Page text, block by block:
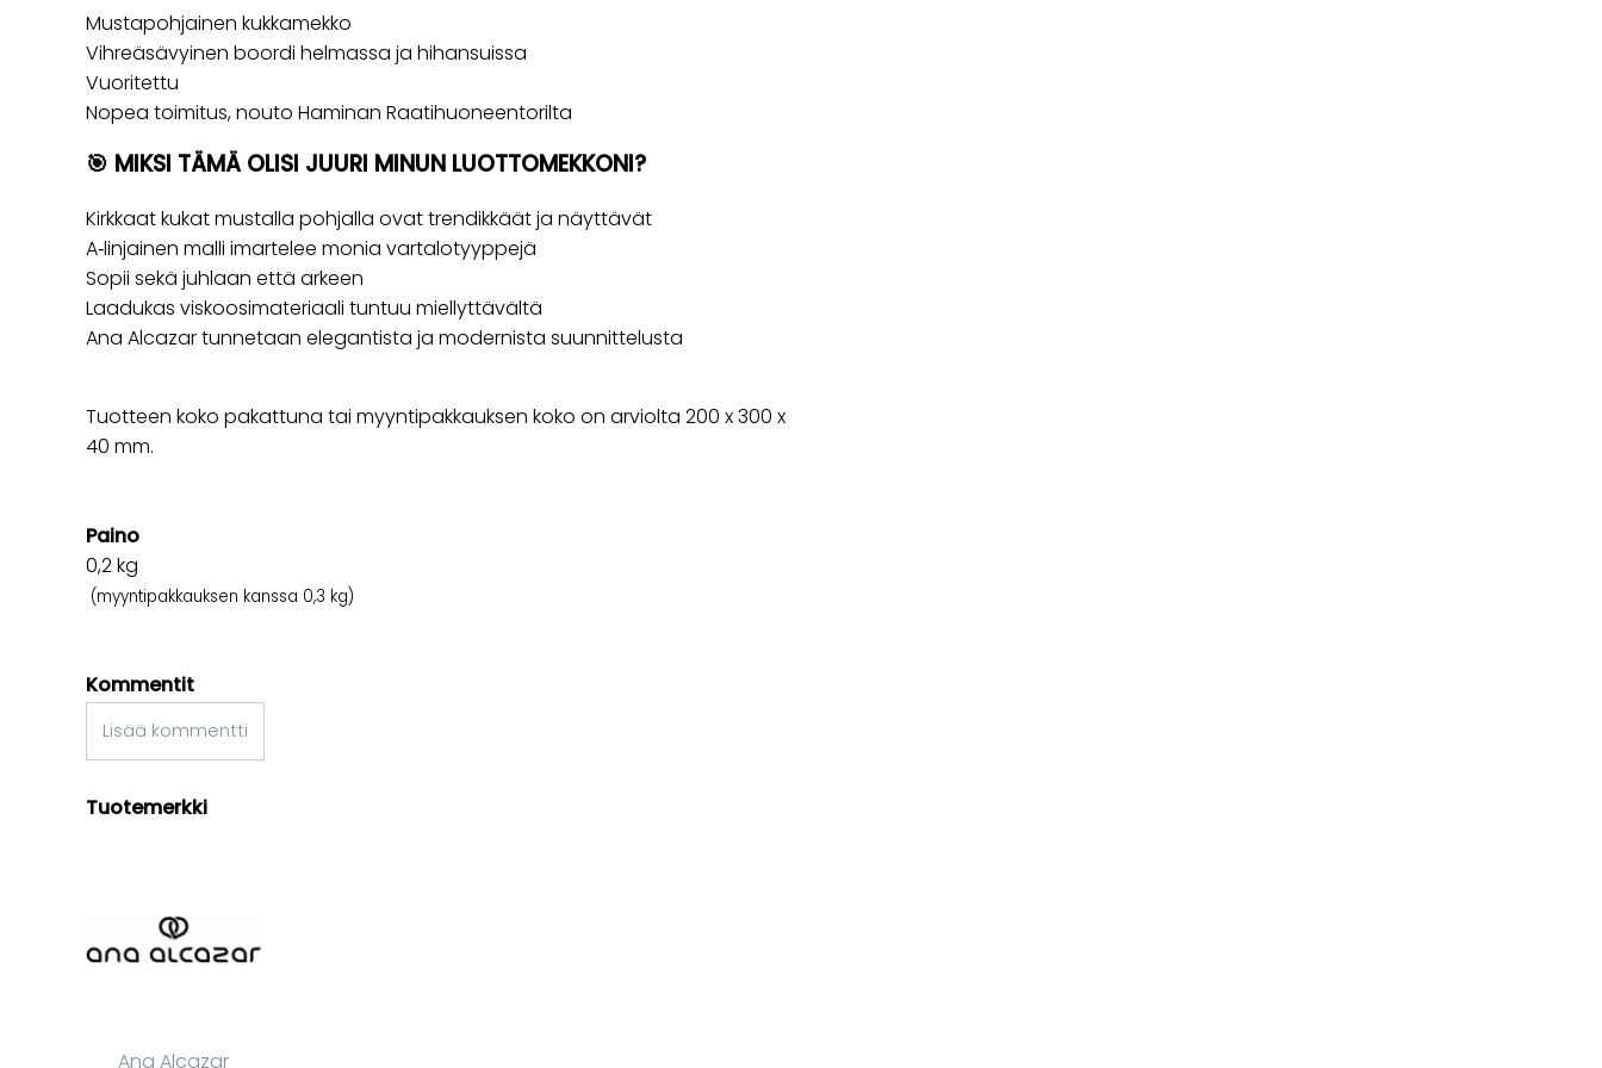
Mustapohjainen kukkamekko
Vihreäsävyinen boordi helmassa ja hihansuissa
Vuoritettu
Nopea toimitus, nouto Haminan Raatihuoneentorilta
🎯 MIKSI TÄMÄ OLISI JUURI MINUN LUOTTOMEKKONI?
Kirkkaat kukat mustalla pohjalla ovat trendikkäät ja näyttävät
A‑linjainen malli imartelee monia vartalotyyppejä
Sopii sekä juhlaan että arkeen
Laadukas viskoosimateriaali tuntuu miellyttävältä
Ana Alcazar tunnetaan elegantista ja modernista suunnittelusta
Tuotteen koko pakattuna tai myyntipakkauksen koko on arviolta 200 x 300 x
40 mm.
Paino
0,2kg
(myyntipakkauksen kanssa 0,3 kg)
Kommentit
Lisää kommentti
Tuotemerkki
Ana Alcazar